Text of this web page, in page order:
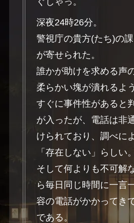
深夜24時26分。
警視庁の貴方(たち)の
が寄せられた。
誰かが助けを求める声
柔らかい塊が潰れるよ
すぐに事件性があると
が入ったが、電話は非
けられており、調べに
「存在しない」らしい。
そして何よりも不可解
ら毎日同じ時間に一言
容の電話がかかってき
である。